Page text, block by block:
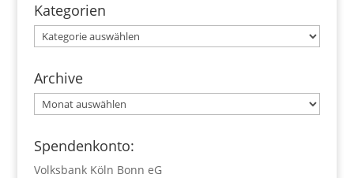
Kategorien
Kategorien
Archive
Archive
Spendenkonto:
Volksbank Köln Bonn eG